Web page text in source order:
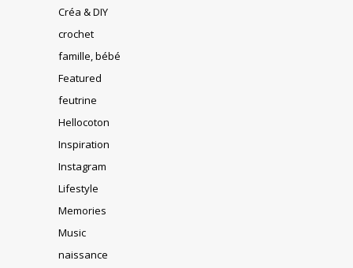
Créa & DIY
crochet
famille, bébé
Featured
feutrine
Hellocoton
Inspiration
Instagram
Lifestyle
Memories
Music
naissance